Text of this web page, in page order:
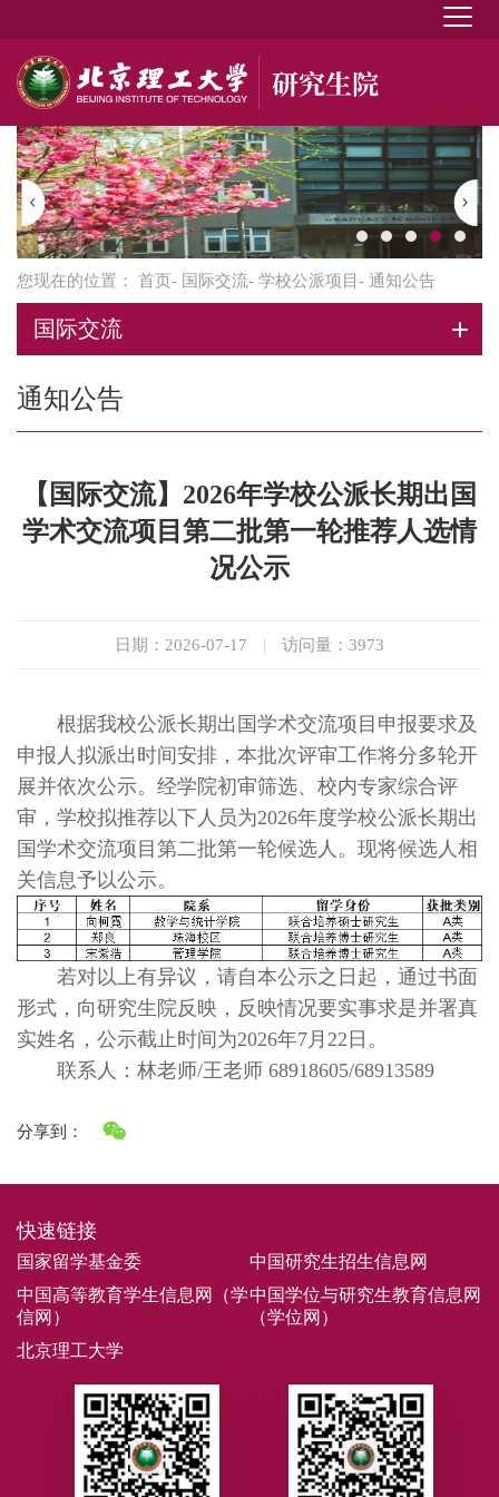
您现在的位置： 首页- 国际交流- 学校公派项目 - 通知公告
国际交流
通知公告
【国际交流】2026年学校公派长期出国
学术交流项目第二批第一轮推荐人选情
况公示
日期：2026-07-17 | 访问量： 3973
根据我校公派长期出国学术交流项目申报要求及
申报人拟派出时间安排，本批次评审工作将分多轮开
展并依次公示。经学院初审筛选、校内专家综合评
审，学校拟推荐以下人员为2026年度学校公派长期出
国学术交流项目第二批第一轮候选人。现将候选人相
关信息予以公示。
若对以上有异议，请自本公示之日起，通过书面
形式，向研究生院反映，反映情况要实事求是并署真
实姓名，公示截止时间为2026年7月22日。
联系人：林老师/王老师 68918605/68913589
分享到：
快速链接
国家留学基金委
中国研究生招生信息网
中国高等教育学生信息网（学
信网）
中国学位与研究生教育信息网
（学位网）
北京理工大学